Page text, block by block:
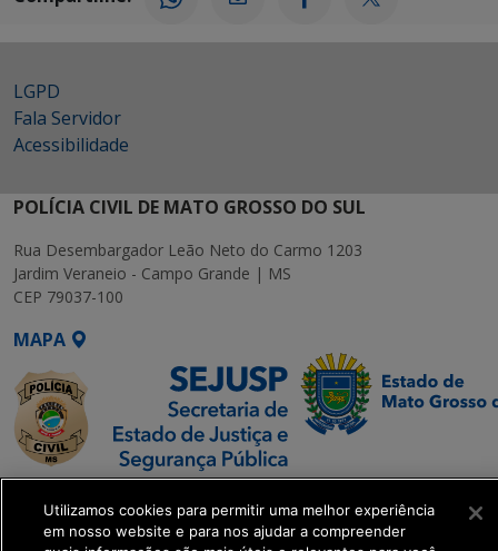
LGPD
Fala Servidor
Acessibilidade
POLÍCIA CIVIL DE MATO GROSSO DO SUL
Rua Desembargador Leão Neto do Carmo 1203
Jardim Veraneio - Campo Grande | MS
CEP 79037-100
MAPA
SETDIG | Secretaria-
Executiva de
Utilizamos cookies para permitir uma melhor experiência
em nosso website e para nos ajudar a compreender